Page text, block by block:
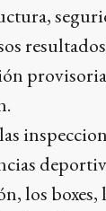
los boxes,